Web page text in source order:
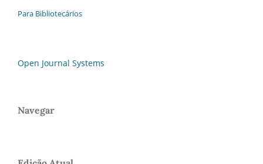
Para Bibliotecários
Open Journal Systems
Navegar